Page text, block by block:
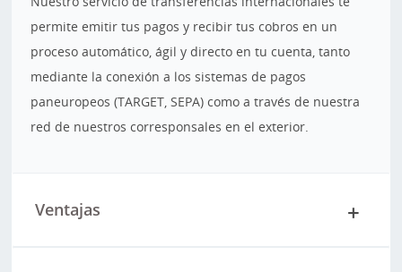
permite emitir tus pagos y recibir tus cobros en un
proceso automático, ágil y directo en tu cuenta, tanto
mediante la conexión a los sistemas de pagos
paneuropeos (TARGET, SEPA) como a través de nuestra
red de nuestros corresponsales en el exterior.
Ventajas